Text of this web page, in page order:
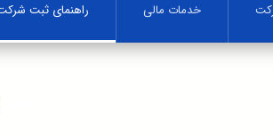
خدمات مالی راهنمای ثبت